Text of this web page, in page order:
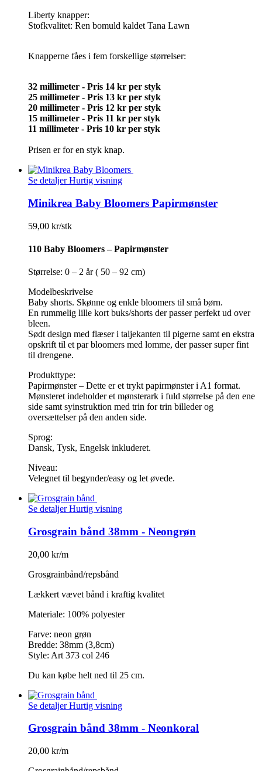
Liberty knapper:
Stofkvalitet: Ren bomuld kaldet Tana Lawn
Knapperne fåes i fem forskellige størrelser:
32 millimeter - Pris 14 kr per styk
25 millimeter - Pris 13 kr per styk
20 millimeter - Pris 12 kr per styk
15 millimeter - Pris 11 kr per styk
11 millimeter - Pris 10 kr per styk
Prisen er for en styk knap.
Se detaljerHurtig visning
Minikrea Baby Bloomers Papirmønster
59,00 kr/stk
110 Baby Bloomers – Papirmønster
Størrelse: 0 – 2 år ( 50 – 92 cm)
Modelbeskrivelse
Baby shorts. Skønne og enkle bloomers til små børn.
En rummelig lille kort buks/shorts der passer perfekt ud over
bleen.
Sødt design med flæser i taljekanten til pigerne samt en ekstra
opskrift til et par bloomers med lomme, der passer super fint
til drengene.
Produkttype:
Papirmønster – Dette er et trykt papirmønster i A1 format.
Mønsteret indeholder et mønsterark i fuld størrelse på den ene
side samt syinstruktion med trin for trin billeder og
oversættelser på den anden side.
Sprog:
Dansk, Tysk, Engelsk inkluderet.
Niveau:
Velegnet til begynder/easy og let øvede.
Se detaljerHurtig visning
Grosgrain bånd 38mm - Neongrøn
20,00 kr/m
Grosgrainbånd/repsbånd
Lækkert vævet bånd i kraftig kvalitet
Materiale: 100% polyester
Farve: neon grøn
Bredde: 38mm (3,8cm)
Style: Art 373 col 246
Du kan købe helt ned til 25 cm.
Se detaljerHurtig visning
Grosgrain bånd 38mm - Neonkoral
20,00 kr/m